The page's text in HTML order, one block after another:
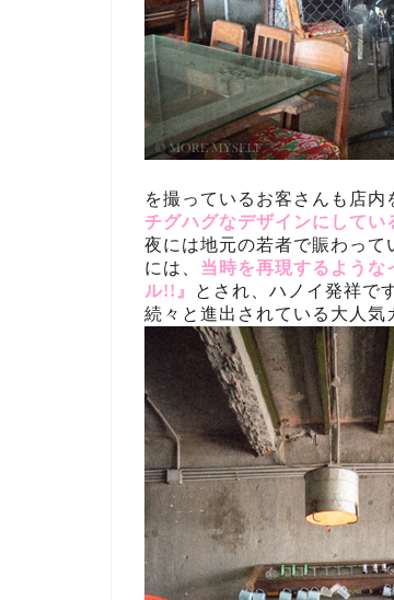
を撮っているお客さんも店内
チグハグなデザインにしてい
夜には地元の若者で賑わっ
には、 当時を再現するような
ル!!』
とされ、ハノイ発祥で
続々と進出されている大人気